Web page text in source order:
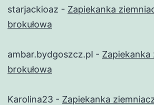
starjackioaz - Zapiekanka
brokułowa
ambar.bydgoszcz.pl -
brokułowa
Karolina23 - Zapiekanka